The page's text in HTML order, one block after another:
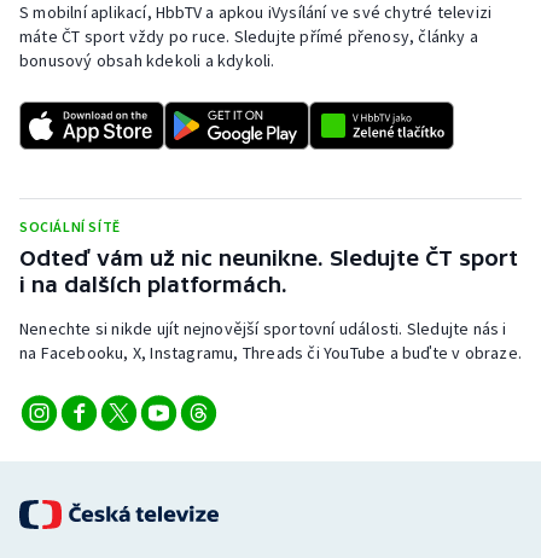
S mobilní aplikací, HbbTV a apkou iVysílání ve své chytré televizi
máte ČT sport vždy po ruce. Sledujte přímé přenosy, články a
bonusový obsah kdekoli a kdykoli.
SOCIÁLNÍ SÍTĚ
Odteď vám už nic neunikne. Sledujte ČT sport
i na dalších platformách.
Nenechte si nikde ujít nejnovější sportovní události. Sledujte nás i
na Facebooku, X, Instagramu, Threads či YouTube a buďte v obraze.